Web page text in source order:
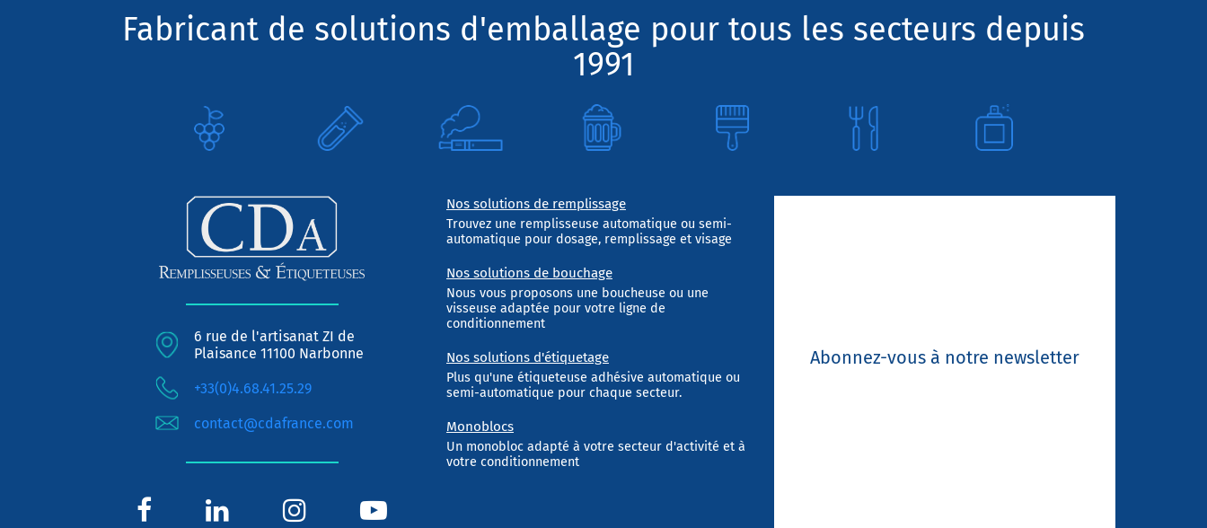
Fabricant de solutions d'emballage pour tous les secteurs depuis
1991
6 rue de l'artisanat ZI de
Plaisance 11100 Narbonne
+33(0)4.68.41.25.29
contact@cdafrance.com
Nos solutions de remplissage
Trouvez une remplisseuse automatique ou semi-
automatique pour dosage, remplissage et visage
Nos solutions de bouchage
Nous vous proposons une boucheuse ou une
visseuse adaptée pour votre ligne de
conditionnement
Nos solutions d'étiquetage
Plus qu'une étiqueteuse adhésive automatique ou
semi-automatique pour chaque secteur.
Monoblocs
Un monobloc adapté à votre secteur d'activité et à
votre conditionnement
Abonnez-vous à notre newsletter